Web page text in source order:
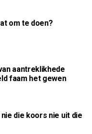
om te doen?
aantreklikhede
faam het gewen
die koors nie uit die